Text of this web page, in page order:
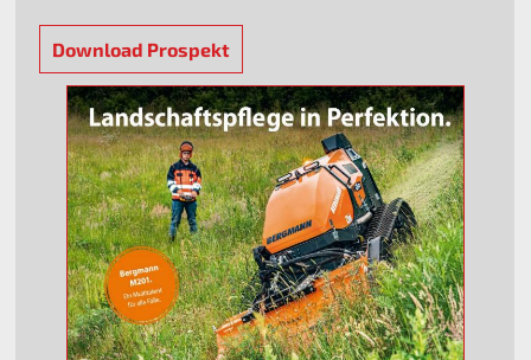
Download Prospekt